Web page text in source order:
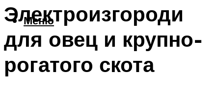
Меню
Электроизгороди
для овец и крупно-
рогатого скота